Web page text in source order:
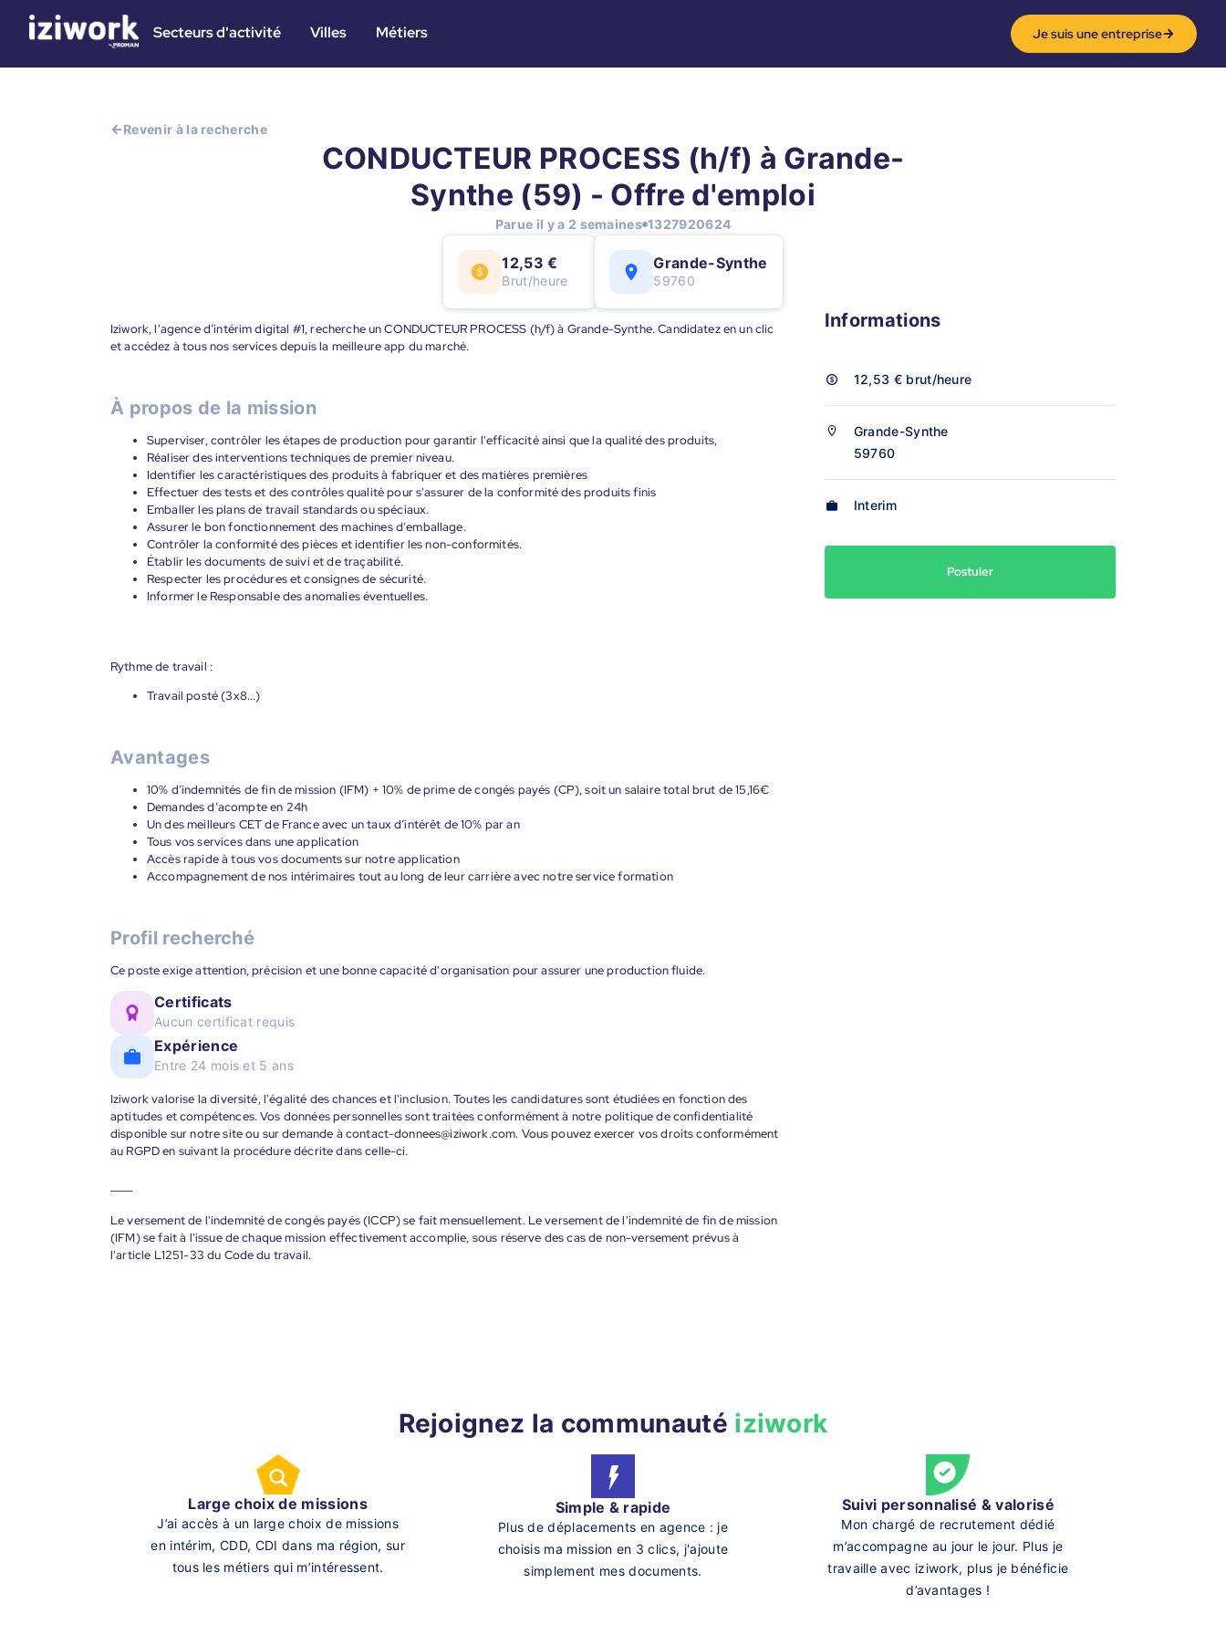
Secteurs d'activité Villes Métiers Je suis une entreprise
Revenir à la recherche
CONDUCTEUR PROCESS (h/f) à Grande-
Synthe (59) - Offre d'emploi
Parue il y a 2 semaines 1327920624
12,53 €
Brut/heure
Grande-Synthe
59760
Iziwork, l'agence d’intérim digital #1, recherche un CONDUCTEUR PROCESS (h/f) à Grande-Synthe. Candidatez en un clic
et accédez à tous nos services depuis la meilleure app du marché.
À propos de la mission
Superviser, contrôler les étapes de production pour garantir l'efficacité ainsi que la qualité des produits,
Réaliser des interventions techniques de premier niveau.
Identifier les caractéristiques des produits à fabriquer et des matières premières
Effectuer des tests et des contrôles qualité pour s'assurer de la conformité des produits finis
Emballer les plans de travail standards ou spéciaux.
Assurer le bon fonctionnement des machines d'emballage.
Contrôler la conformité des pièces et identifier les non-conformités.
Établir les documents de suivi et de traçabilité.
Respecter les procédures et consignes de sécurité.
Informer le Responsable des anomalies éventuelles.
Rythme de travail :
Travail posté (3x8...)
Avantages
10% d’indemnités de fin de mission (IFM) + 10% de prime de congés payés (CP), soit un salaire total brut de 15,16€
Demandes d’acompte en 24h
Un des meilleurs CET de France avec un taux d’intérêt de 10% par an
Tous vos services dans une application
Accès rapide à tous vos documents sur notre application
Accompagnement de nos intérimaires tout au long de leur carrière avec notre service formation
Profil recherché
Ce poste exige attention, précision et une bonne capacité d'organisation pour assurer une production fluide.
Certificats
Aucun certificat requis
Expérience
Entre 24 mois et 5 ans
Iziwork valorise la diversité, l'égalité des chances et l'inclusion. Toutes les candidatures sont étudiées en fonction des
aptitudes et compétences. Vos données personnelles sont traitées conformément à notre politique de confidentialité
disponible sur notre site ou sur demande à contact-donnees@iziwork.com. Vous pouvez exercer vos droits conformément
au RGPD en suivant la procédure décrite dans celle-ci.
Le versement de l'indemnité de congés payés (ICCP) se fait mensuellement. Le versement de l'indemnité de fin de mission
(IFM) se fait à l'issue de chaque mission effectivement accomplie, sous réserve des cas de non-versement prévus à
l'article L1251-33 du Code du travail.
Informations
12,53 € brut/heure
Grande-Synthe
59760
Interim
Postuler
Rejoignez la communauté iziwork
Large choix de missions
J’ai accès à un large choix de missions
en intérim, CDD, CDI dans ma région, sur
tous les métiers qui m’intéressent.
Simple & rapide
Plus de déplacements en agence : je
choisis ma mission en 3 clics, j'ajoute
simplement mes documents.
Suivi personnalisé & valorisé
Mon chargé de recrutement dédié
m’accompagne au jour le jour. Plus je
travaille avec iziwork, plus je bénéficie
d’avantages !